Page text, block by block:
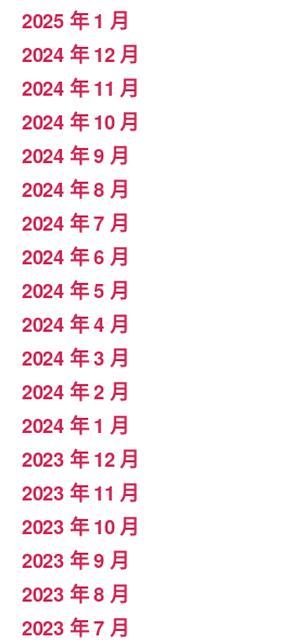
2025 年 1 月
2024 年 12 月
2024 年 11 月
2024 年 10 月
2024 年 9 月
2024 年 8 月
2024 年 7 月
2024 年 6 月
2024 年 5 月
2024 年 4 月
2024 年 3 月
2024 年 2 月
2024 年 1 月
2023 年 12 月
2023 年 11 月
2023 年 10 月
2023 年 9 月
2023 年 8 月
2023 年 7 月